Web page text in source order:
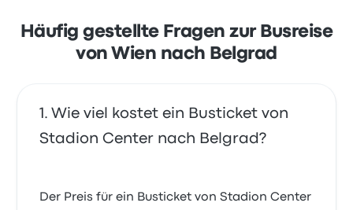
Häufig gestellte Fragen zur Busreise
von Wien nach Belgrad
Wie viel kostet ein Busticket von
Stadion Center nach Belgrad?
Der Preis für ein Busticket von Stadion Center